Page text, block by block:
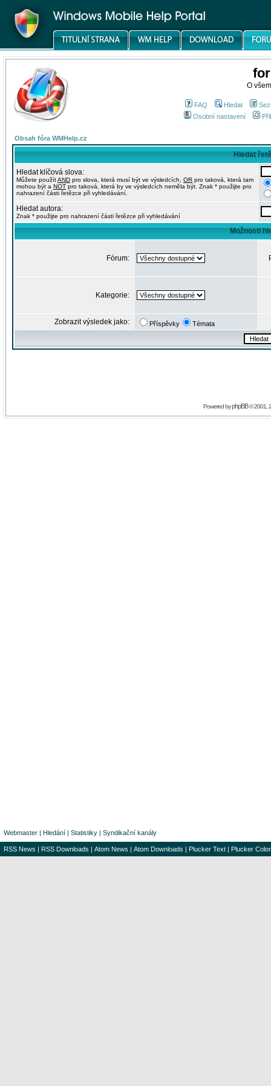
O
FAQ Hledat
Osobní nastavení
Obsah fóra WMHelp.cz
Hledat
Hledat klíčová slova:
Můžete použítAND pro slova, která musí být ve výsledcích, OR pro taková, která tam
mohou být a NOT pro taková, která by ve výsledcích neměla být. Znak * použijte pro
nahrazení části řetězce při vyhledávání.
Hledat autora:
Znak * použijte pro nahrazení části řetězce při vyhledávání
Možnosti
Fórum:
Kategorie:
Zobrazit výsledek jako: Příspěvky Témata
Powered byphpBB© 2001,
Webmaster | Hledání | Statistiky | Syndikační kanály
RSS News | RSS Downloads | Atom News | Atom Downloads | Plucker Text | Plucker Color